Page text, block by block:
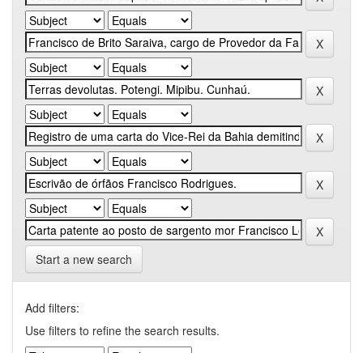
Start a new search
Add filters:
Use filters to refine the search results.